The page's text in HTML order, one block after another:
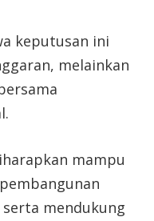
keputusan ini
melainkan
mampu
mendukung